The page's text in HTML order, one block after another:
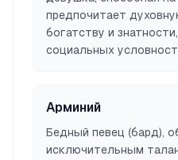
предпочитает
богатству и
социальных
Арминий
Бедный певец (бард),
исключительным